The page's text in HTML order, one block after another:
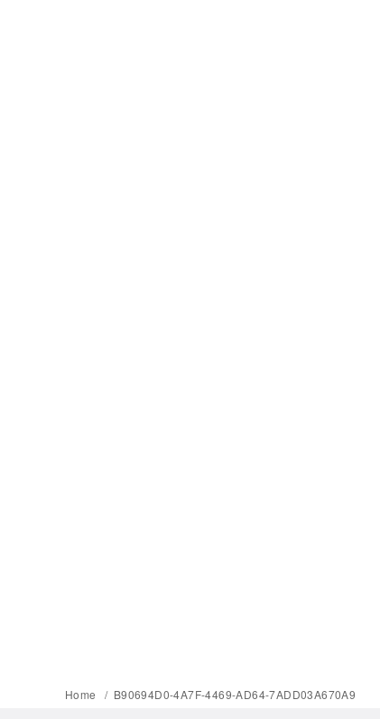
Home B90694D0-4A7F-4469-AD64-7ADD03A670A9